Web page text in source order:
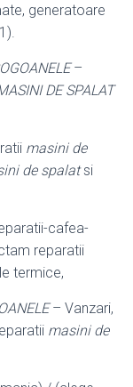
generatoare
–
DE SPALAT
masini de
de spalatsi
cafea-
reparatii
termice,
– Vanzari,
masini de